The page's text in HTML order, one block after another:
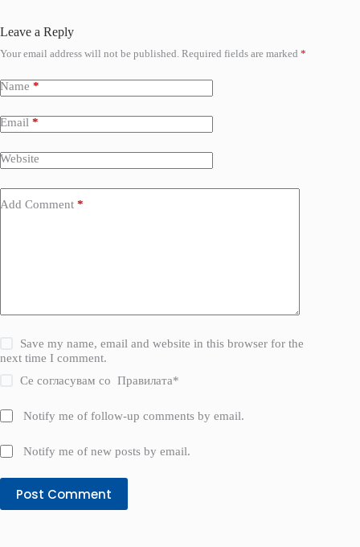
Leave a Reply
Your email address will not be published. Required fields are marked *
Name *
Email *
Website
Add Comment *
Save my name, email and website in this browser for the
next time I comment.
Се согласувам соПравилата*
Notify me of follow-up comments by email.
Notify me of new posts by email.
Post Comment